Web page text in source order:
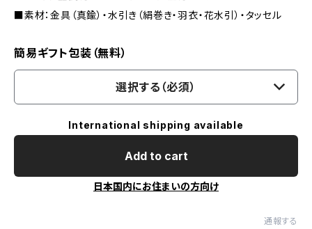
■素材：金具（真鍮）・水引き（絹巻き・羽衣・花水引）・タッセル
簡易ギフト包装（無料）
選択する（必須）
International shipping available
Add to cart
日本国内にお住まいの方向け
通報する